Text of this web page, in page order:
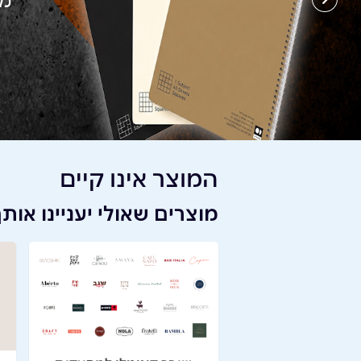
המוצר אינו קיים
מוצרים שאולי יעניינו